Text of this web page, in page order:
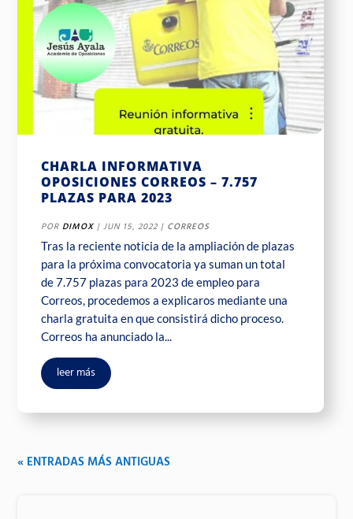
CHARLA INFORMATIVA
OPOSICIONES CORREOS – 7.757
PLAZAS PARA 2023
POR DIMOX |JUN 15, 2022 | CORREOS
Tras la reciente noticia de la ampliación de plazas
para la próxima convocatoria ya suman un total
de 7.757 plazas para 2023 de empleo para
Correos, procedemos a explicaros mediante una
charla gratuita en que consistirá dicho proceso.
Correos ha anunciado la...
leer más
« ENTRADAS MÁS ANTIGUAS